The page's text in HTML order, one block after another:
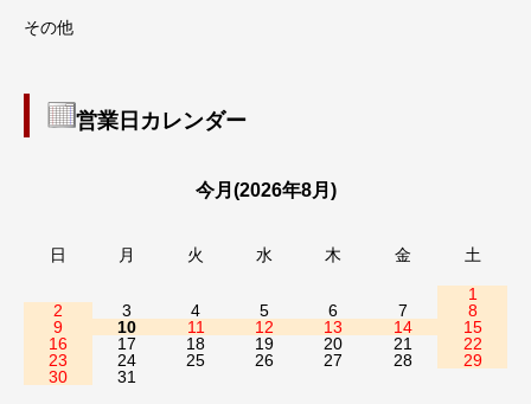
その他
営業日カレンダー
今月(2026年8月)
日 月 火 水 木 金 土
1
2
3 4 5 6 7
8
9
10 11 12 13 14
15
16
17 18 19 20 21
22
23
24 25 26 27 28
29
30
31